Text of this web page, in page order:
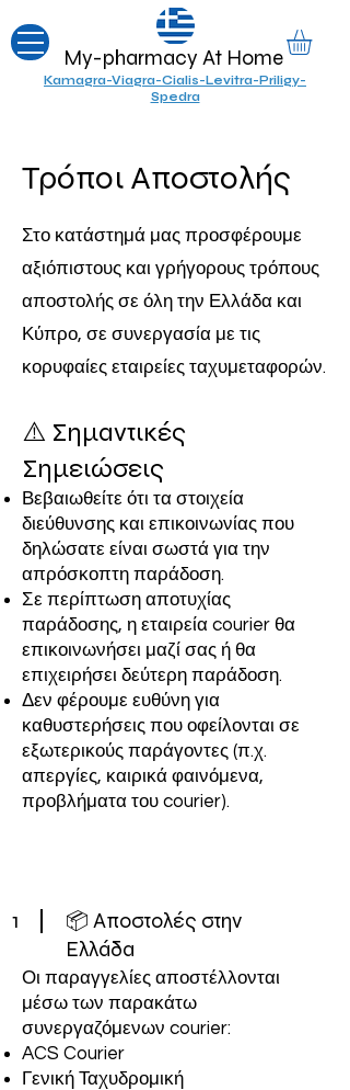
My-pharmacy At Home
Kamagra-Viagra-Cialis-Levitra-Priligy-
Spedra
Τρόποι Αποστολής
Στο κατάστημά μας προσφέρουμε
αξιόπιστους και γρήγορους τρόπους
αποστολής σε όλη την Ελλάδα και
Κύπρο, σε συνεργασία με τις
κορυφαίες εταιρείες ταχυμεταφορών.
⚠️ Σημαντικές
Σημειώσεις
Βεβαιωθείτε ότι τα στοιχεία
διεύθυνσης και επικοινωνίας που
δηλώσατε είναι σωστά για την
απρόσκοπτη παράδοση.
Σε περίπτωση αποτυχίας
παράδοσης, η εταιρεία courier θα
επικοινωνήσει μαζί σας ή θα
επιχειρήσει δεύτερη παράδοση.
Δεν φέρουμε ευθύνη για
καθυστερήσεις που οφείλονται σε
εξωτερικούς παράγοντες (π.χ.
απεργίες, καιρικά φαινόμενα,
προβλήματα του courier).
1
📦 Αποστολές στην
Ελλάδα
Οι παραγγελίες αποστέλλονται
μέσω των παρακάτω
συνεργαζόμενων courier:
ACS Courier
Γενική Ταχυδρομική